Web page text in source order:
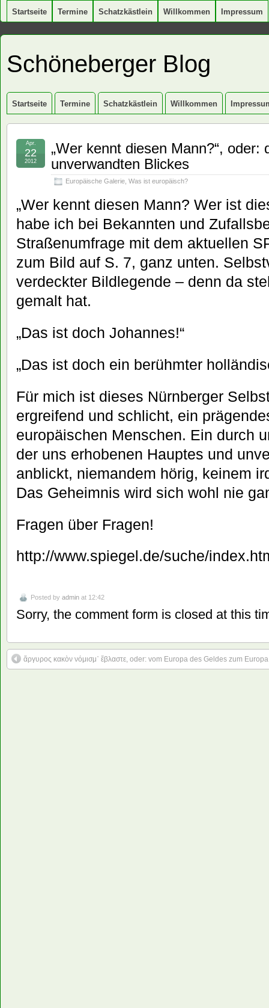
Startseite Termine Schatzkästlein Willkommen Impressum
Schöneberger Blog
Startseite Termine Schatzkästlein Willkommen
„Wer kennt diesen Mann?“, oder:
unverwandten Blickes
Europäische Galerie Was ist europäisch?
Apr.
22
2012
„Wer kennt diesen Mann? Wer ist
habe ich bei Bekannten und
Straßenumfrage mit dem aktuellen
zum Bild auf S. 7, ganz unten.
verdeckter Bildlegende – denn da
gemalt hat.
„Das ist doch Johannes!“
„Das ist doch ein berühmter
Für mich ist dieses Nürnberger
ergreifend und schlicht, ein
europäischen Menschen. Ein durch
der uns erhobenen Hauptes und
anblickt, niemandem hörig, keinem
Das Geheimnis wird sich wohl nie
Fragen über Fragen!
http://www.spiegel.de/suche/
Posted by admin at 12:42
Sorry, the comment form is closed at this
ἄργυρος κακὸν νόμισμ᾽ ἔβλαστε, oder: vom Europa des Geldes zum